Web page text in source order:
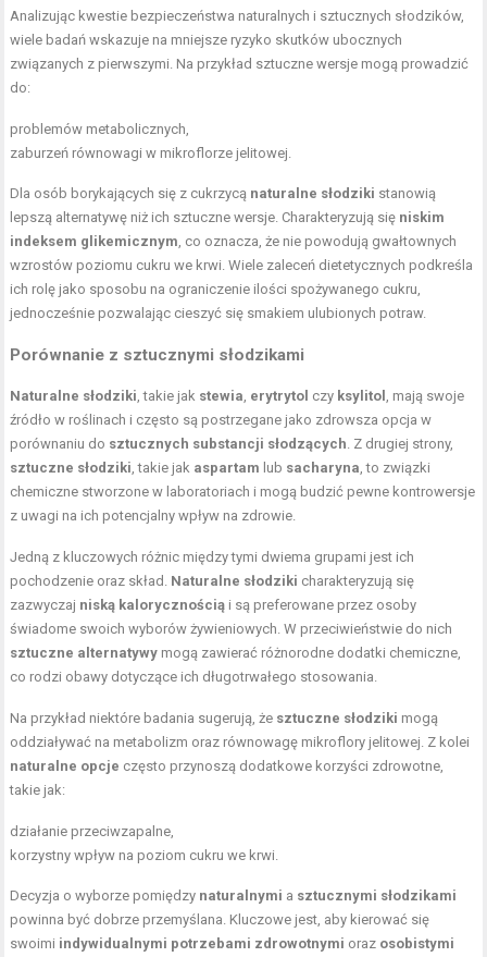
Analizując kwestie bezpieczeństwa naturalnych i sztucznych słodzików,
wiele badań wskazuje na mniejsze ryzyko skutków ubocznych
związanych z pierwszymi. Na przykład sztuczne wersje mogą prowadzić
do:
problemów metabolicznych,
zaburzeń równowagi w mikroflorze jelitowej.
Dla osób borykających się z cukrzycą naturalne słodziki stanowią
lepszą alternatywę niż ich sztuczne wersje. Charakteryzują się niskim
indeksem glikemicznym, co oznacza, że nie powodują gwałtownych
wzrostów poziomu cukru we krwi. Wiele zaleceń dietetycznych podkreśla
ich rolę jako sposobu na ograniczenie ilości spożywanego cukru,
jednocześnie pozwalając cieszyć się smakiem ulubionych potraw.
Porównanie z sztucznymi słodzikami
Naturalne słodziki, takie jak stewia, erytrytol czy ksylitol , mają swoje
źródło w roślinach i często są postrzegane jako zdrowsza opcja w
porównaniu do sztucznych substancji słodzących. Z drugiej strony,
sztuczne słodziki, takie jak aspartam lub sacharyna, to związki
chemiczne stworzone w laboratoriach i mogą budzić pewne kontrowersje
z uwagi na ich potencjalny wpływ na zdrowie.
Jedną z kluczowych różnic między tymi dwiema grupami jest ich
pochodzenie oraz skład. Naturalne słodziki charakteryzują się
zazwyczaj niską kalorycznością i są preferowane przez osoby
świadome swoich wyborów żywieniowych. W przeciwieństwie do nich
sztuczne alternatywy mogą zawierać różnorodne dodatki chemiczne,
co rodzi obawy dotyczące ich długotrwałego stosowania.
Na przykład niektóre badania sugerują, że sztuczne słodziki mogą
oddziaływać na metabolizm oraz równowagę mikroflory jelitowej. Z kolei
naturalne opcje często przynoszą dodatkowe korzyści zdrowotne,
takie jak:
działanie przeciwzapalne,
korzystny wpływ na poziom cukru we krwi.
Decyzja o wyborze pomiędzy naturalnymi a sztucznymi słodzikami
powinna być dobrze przemyślana. Kluczowe jest, aby kierować się
swoimi indywidualnymi potrzebami zdrowotnymi oraz osobistymi